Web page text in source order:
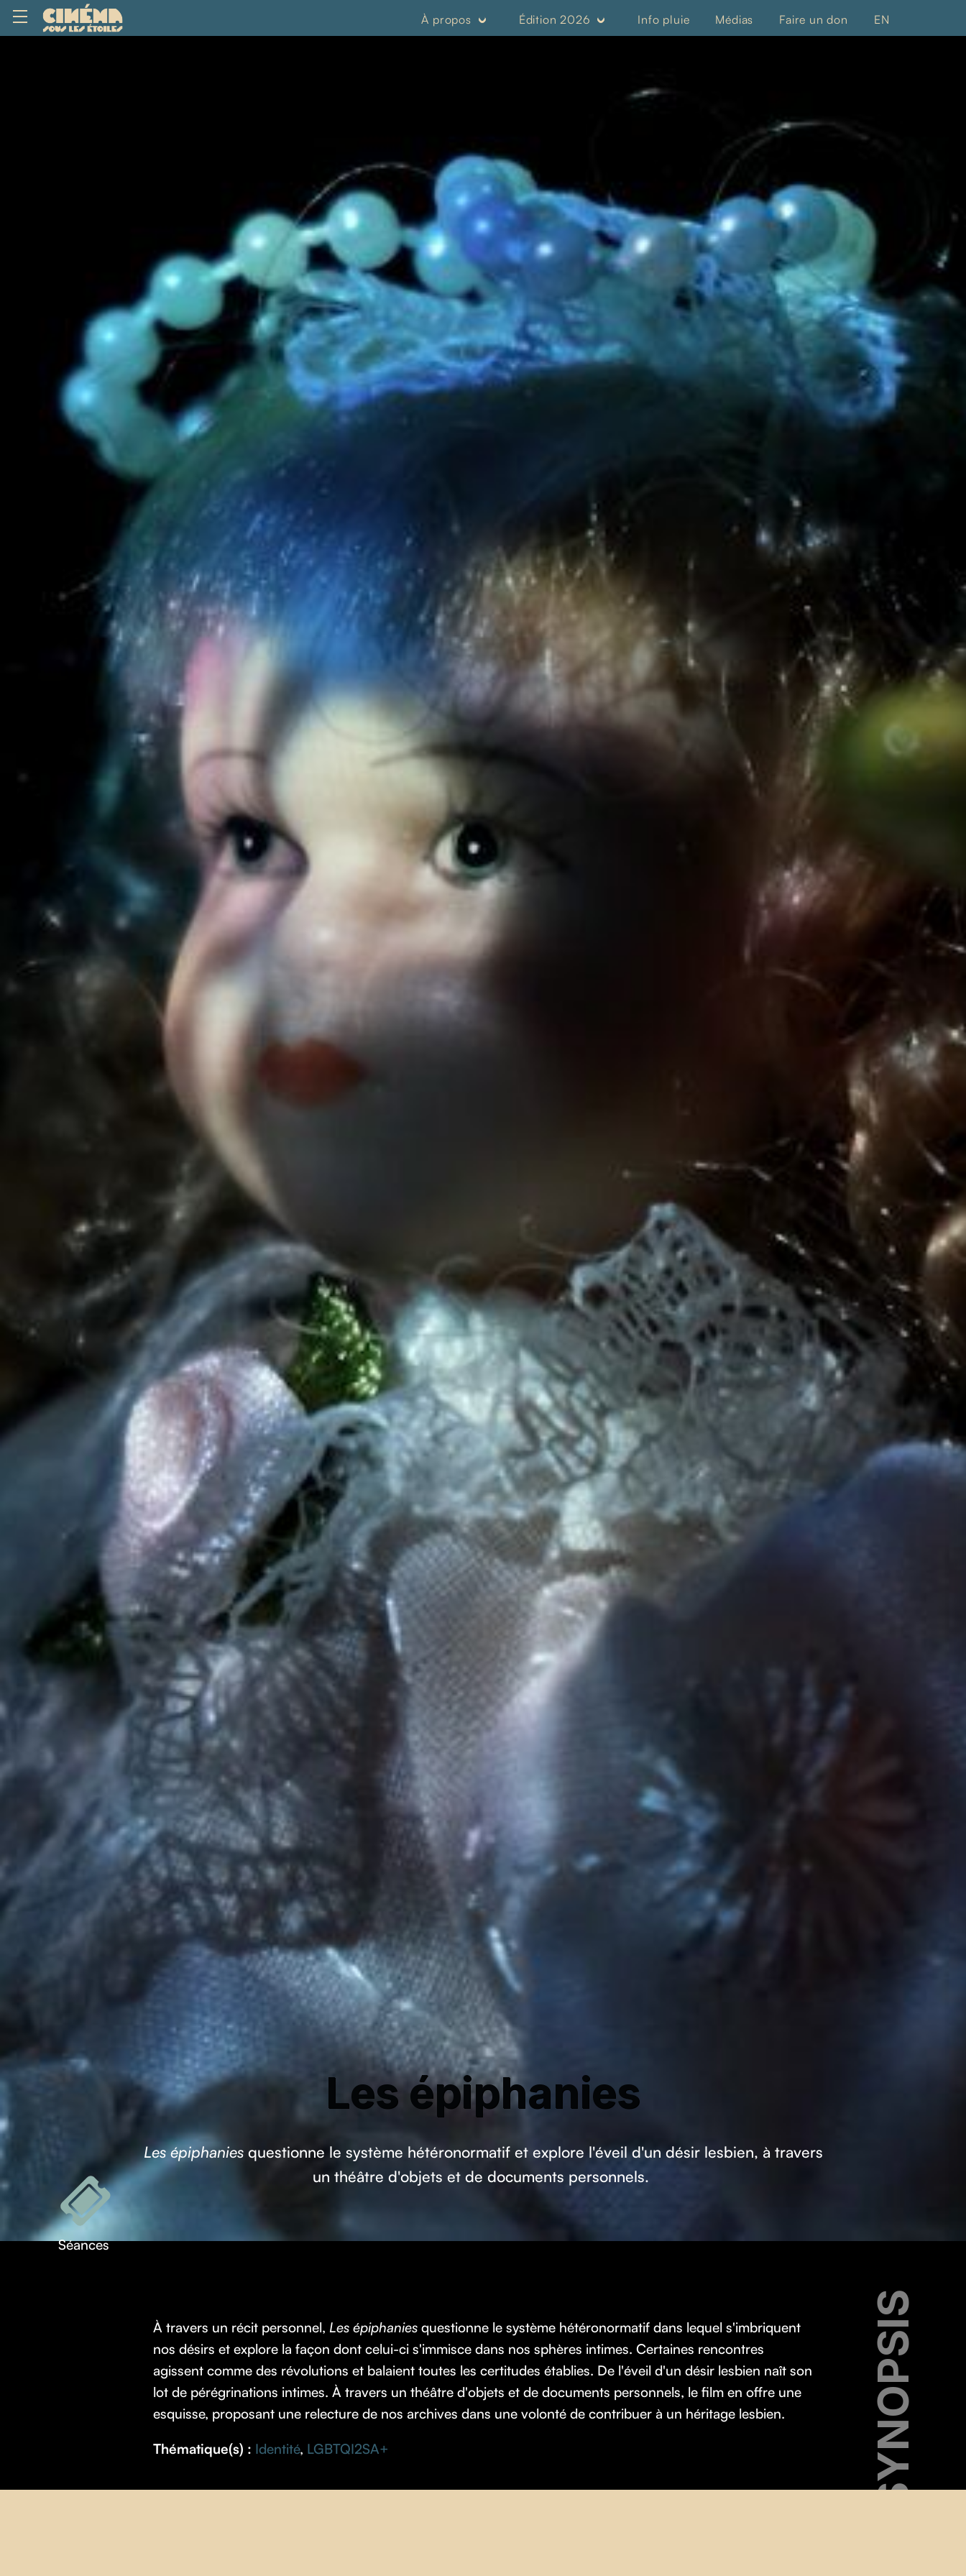
À propos Édition 2026 Info pluie Médias Faire un don EN
Les épiphanies
Les épiphaniesquestionne le système hétéronormatif et explore l'éveil d'un désir lesbien, à travers
un théâtre d'objets et de documents personnels.
Séances
SYNOPSIS
À travers un récit personnel, Les épiphaniesquestionne le système hétéronormatif dans lequel s'imbriquent
nos désirs et explore la façon dont celui-ci s'immisce dans nos sphères intimes. Certaines rencontres
agissent comme des révolutions et balaient toutes les certitudes établies. De l'éveil d'un désir lesbien naît son
lot de pérégrinations intimes. À travers un théâtre d'objets et de documents personnels, le film en offre une
esquisse, proposant une relecture de nos archives dans une volonté de contribuer à un héritage lesbien.
Thématique(s) : Identité, LGBTQI2SA+